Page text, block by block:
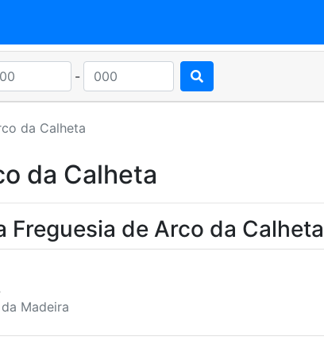
-
da Calheta
da Calheta
Freguesia de Arco da Calheta
Madeira